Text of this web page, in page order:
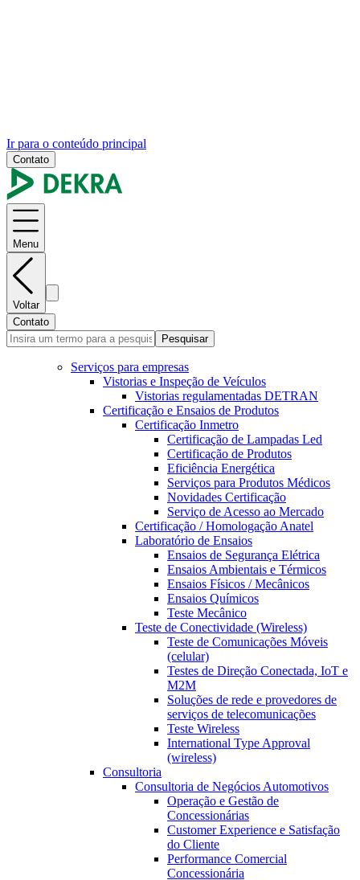
Ir para o conteúdo principal
Contato
Menu
Voltar
Contato
Pesquisar
Serviços para empresas
Vistorias e Inspeção de Veículos
Vistorias regulamentadas DETRAN
Certificação e Ensaios de Produtos
Certificação Inmetro
Certificação de Lampadas Led
Certificação de Produtos
Eficiência Energética
Serviços para Produtos Médicos
Novidades Certificação
Serviço de Acesso ao Mercado
Certificação / Homologação Anatel
Laboratório de Ensaios
Ensaios de Segurança Elétrica
Ensaios Ambientais e Térmicos
Ensaios Físicos / Mecânicos
Ensaios Químicos
Teste Mecânico
Teste de Conectividade (Wireless)
Teste de Comunicações Móveis
(celular)
Testes de Direção Conectada, IoT e
M2M
Soluções de rede e provedores de
serviços de telecomunicações
Teste Wireless
International Type Approval
(wireless)
Consultoria
Consultoria de Negócios Automotivos
Operação e Gestão de
Concessionárias
Customer Experience e Satisfação
do Cliente
Performance Comercial
Concessionária